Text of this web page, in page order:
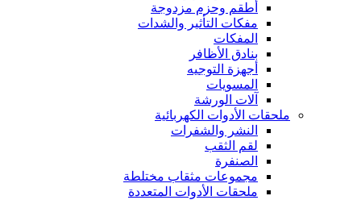
أطقم وحزم مزدوجة
مفكات التأثير والشدات
المفكات
بنادق الأظافر
أجهزة التوجيه
المسويات
آلات الورشة
ملحقات الأدوات الكهربائية
النشر والشفرات
لقم الثقب
الصنفرة
مجموعات مثقاب مختلطة
ملحقات الأدوات المتعددة